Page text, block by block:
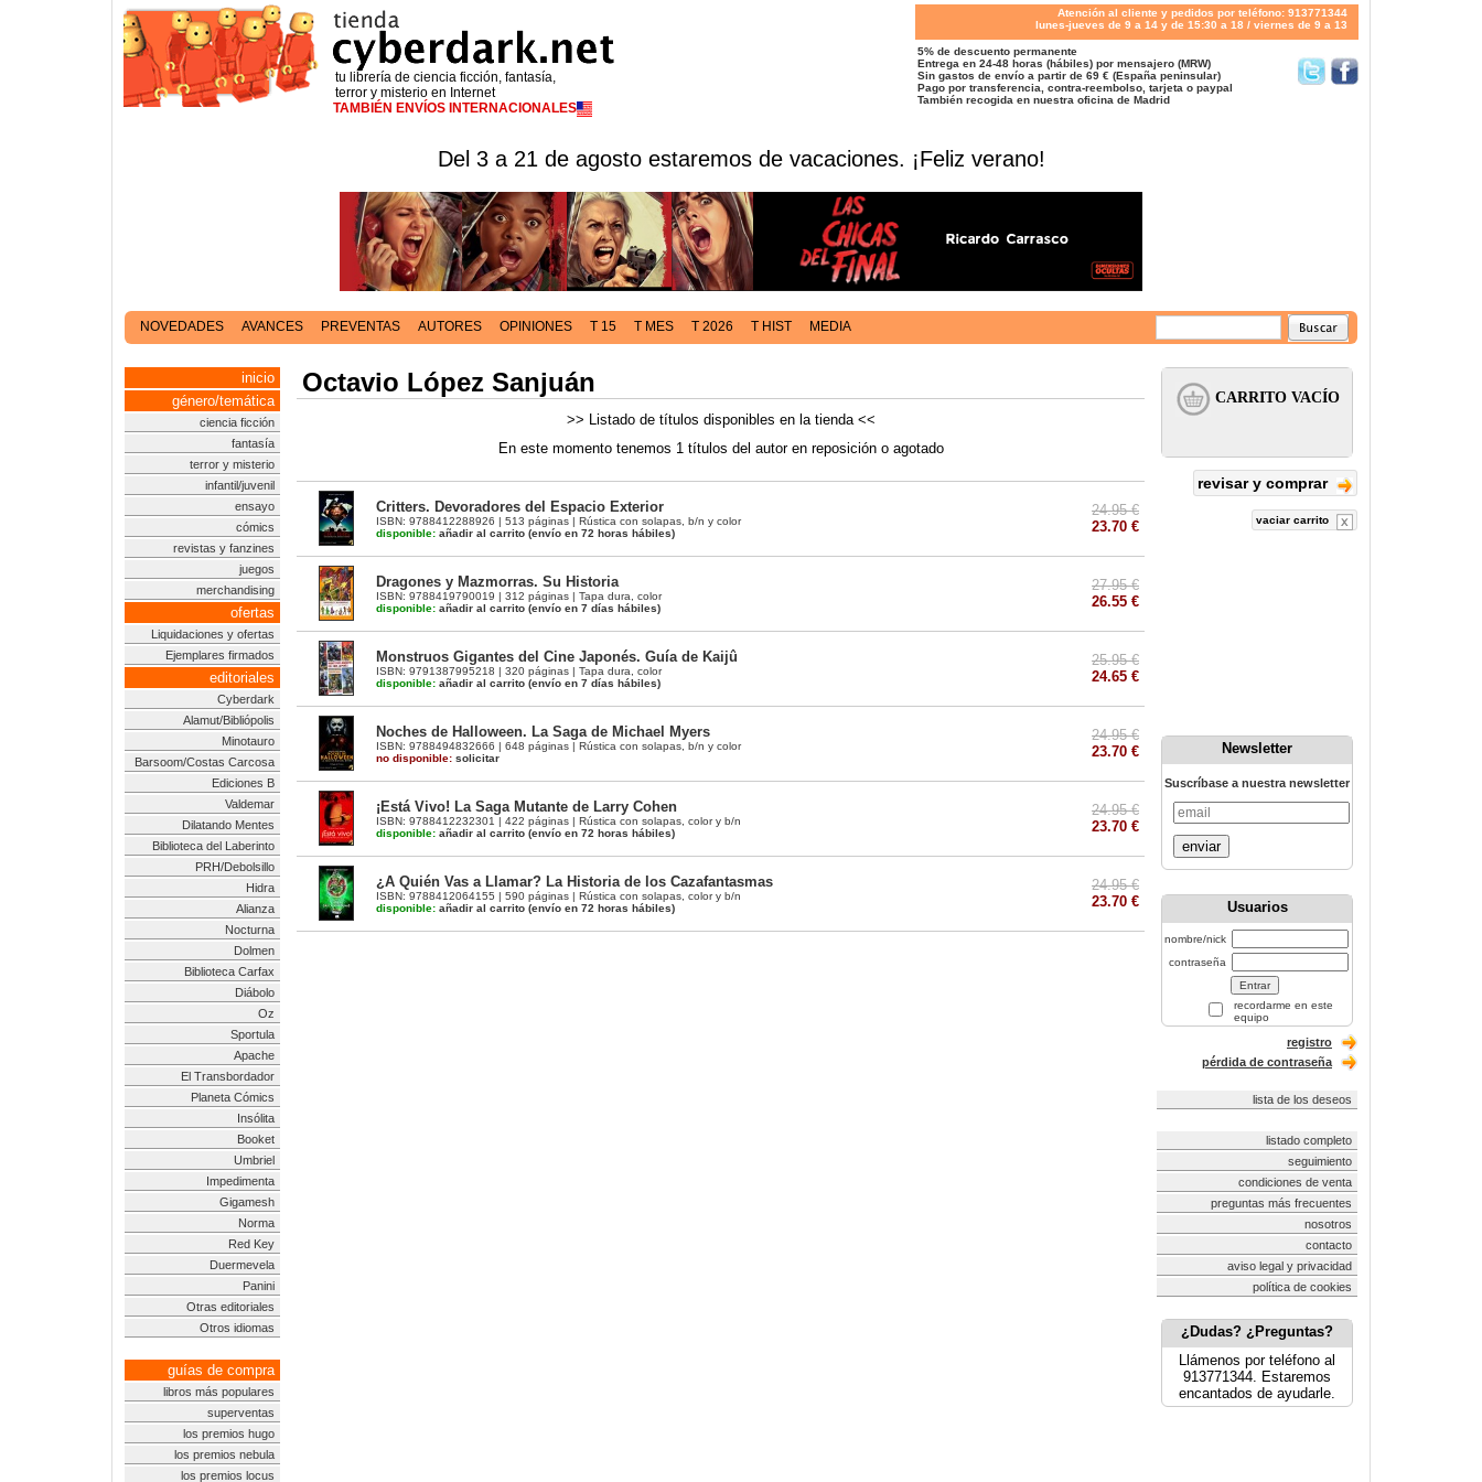
tu librería de ciencia ficción, fantasía,
terror y misterio en Internet
TAMBIÉN ENVÍOS INTERNACIONALES
Atención al cliente y pedidos por teléfono: 913771344
lunes-jueves de 9 a 14 y de 15:30 a 18 / viernes de 9 a 13
5% de descuento permanente
Entrega en 24-48 horas (hábiles) por mensajero (MRW)
Sin gastos de envío a partir de 69 € (España peninsular)
Pago por transferencia, contra-reembolso, tarjeta o paypal
También recogida en nuestra oficina de Madrid
Del 3 a 21 de agosto estaremos de vacaciones. ¡Feliz verano!
NOVEDADES AVANCES PREVENTAS AUTORES OPINIONES T 15 T MES T 2026 T HIST MEDIA
inicio
género/temática
ciencia ficción
fantasía
terror y misterio
infantil/juvenil
ensayo
cómics
revistas y fanzines
juegos
merchandising
ofertas
Liquidaciones y ofertas
Ejemplares firmados
editoriales
Cyberdark
Alamut/Bibliópolis
Minotauro
Barsoom/Costas Carcosa
Ediciones B
Valdemar
Dilatando Mentes
Biblioteca del Laberinto
PRH/Debolsillo
Hidra
Alianza
Nocturna
Dolmen
Biblioteca Carfax
Diábolo
Oz
Sportula
Apache
El Transbordador
Planeta Cómics
Insólita
Booket
Umbriel
Impedimenta
Gigamesh
Norma
Red Key
Duermevela
Panini
Otras editoriales
Otros idiomas
guías de compra
libros más populares
superventas
los premios hugo
los premios nebula
los premios locus
Octavio López Sanjuán
>> Listado de títulos disponibles en la tienda <<
En este momento tenemos 1 títulos del autor en reposición o agotado
Critters. Devoradores del Espacio Exterior
ISBN: 9788412288926 | 513 páginas | Rústica con solapas, b/n y color
disponible: añadir al carrito (envío en 72 horas hábiles)
24.95 €
23.70 €
Dragones y Mazmorras. Su Historia
ISBN: 9788419790019 | 312 páginas | Tapa dura, color
disponible: añadir al carrito (envío en 7 días hábiles)
27.95 €
26.55 €
Monstruos Gigantes del Cine Japonés. Guía de Kaijû
ISBN: 9791387995218 | 320 páginas | Tapa dura, color
disponible: añadir al carrito (envío en 7 días hábiles)
25.95 €
24.65 €
Noches de Halloween. La Saga de Michael Myers
ISBN: 9788494832666 | 648 páginas | Rústica con solapas, b/n y color
no disponible: solicitar
24.95 €
23.70 €
¡Está Vivo! La Saga Mutante de Larry Cohen
ISBN: 9788412232301 | 422 páginas | Rústica con solapas, color y b/n
disponible: añadir al carrito (envío en 72 horas hábiles)
24.95 €
23.70 €
¿A Quién Vas a Llamar? La Historia de los Cazafantasmas
ISBN: 9788412064155 | 590 páginas | Rústica con solapas, color y b/n
disponible: añadir al carrito (envío en 72 horas hábiles)
24.95 €
23.70 €
revisar y comprar
vaciar carrito
Newsletter
Suscríbase a nuestra newsletter
enviar
Usuarios
nombre/nick
contraseña
recordarme en este
equipo
registro
pérdida de contraseña
lista de los deseos
listado completo
seguimiento
condiciones de venta
preguntas más frecuentes
nosotros
contacto
aviso legal y privacidad
política de cookies
¿Dudas? ¿Preguntas?
Llámenos por teléfono al
913771344. Estaremos
encantados de ayudarle.